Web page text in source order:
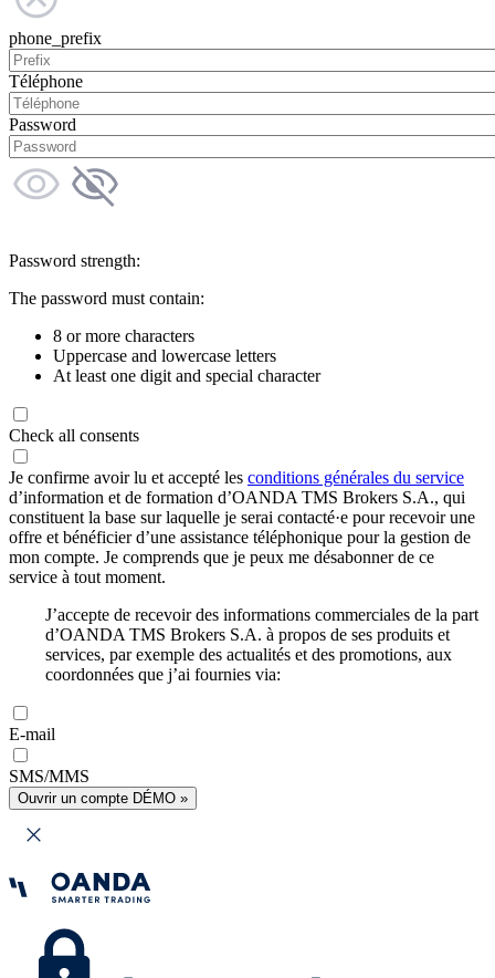
phone_prefix
Téléphone
Password
Password strength:
The password must contain:
8 or more characters
Uppercase and lowercase letters
At least one digit and special character
Check all consents
Je confirme avoir lu et accepté les conditions générales du service
d’information et de formation d’OANDA TMS Brokers S.A., qui
constituent la base sur laquelle je serai contacté·e pour recevoir une
offre et bénéficier d’une assistance téléphonique pour la gestion de
mon compte. Je comprends que je peux me désabonner de ce
service à tout moment.
J’accepte de recevoir des informations commerciales de la part
d’OANDA TMS Brokers S.A. à propos de ses produits et
services, par exemple des actualités et des promotions, aux
coordonnées que j’ai fournies via:
E-mail
SMS/MMS
Ouvrir un compte DÉMO »